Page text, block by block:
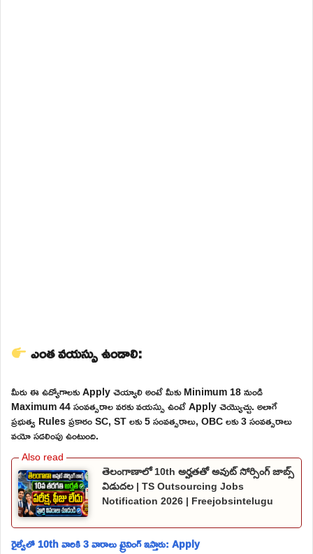
ఎంత వయస్సు ఉండాలి:
మీరు ఈ ఉద్యోగాలకు Apply చెయ్యాలి అంటే మీకు Minimum 18 నుండి
Maximum 44 సంవత్సరాల వరకు వయస్సు ఉంటే Apply చెయ్యొచ్చు. అలాగే
ప్రభుత్వ Rules ప్రకారం SC, ST లకు 5 సంవత్సరాలు, OBC లకు 3 సంవత్సరాలు
వయో సడలింపు ఉంటుంది.
తెలంగాణాలో 10th అర్హతతో అవుట్ సోర్సింగ్ జాబ్స్
విడుదల | TS Outsourcing Jobs
Notification 2026 | Freejobsintelugu
రైల్వేలో 10th వారికి 3 వారాలు ట్రైనింగ్ ఇస్తారు: Apply